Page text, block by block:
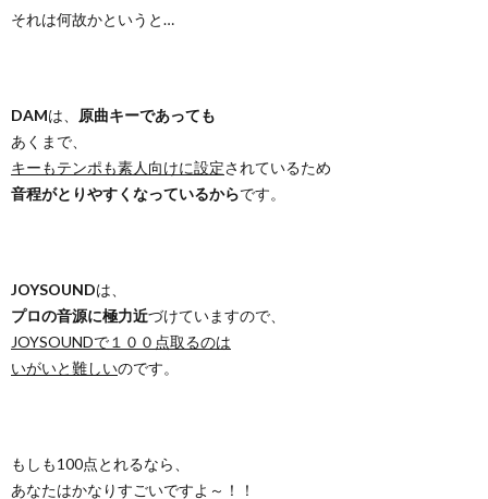
それは何故かというと…
DAMは、 原曲キーであっても
あくまで、
キーもテンポも素人向けに設定されているため
音程がとりやすくなっているからです。
JOYSOUNDは、
プロの音源に極力近づけていますので、
JOYSOUNDで１００点取るのは
いがいと難しいのです。
もしも100点とれるなら、
あなたはかなりすごいですよ～！！